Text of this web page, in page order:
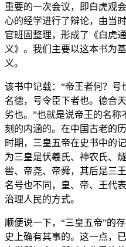
重要的一次会议，即白虎观
心的经学进行了辩论，由当
官班固整理，形成了《白虎
义》。我们主要以这本书为
义。
该书中记载：“帝王者何？号
名德，号令臣下者也。德合
劣也。”也就是说帝王的名
刻的内涵的。在中国古老的
时期，三皇五帝在史书中的
为三皇是伏羲氏、神农氏、
喾、帝尧、帝舜，其后是三
名号也不同，皇、帝、王代
治理人民的方式。
顺便说一下，“三皇五帝”的
史上确有其事的。这一点，